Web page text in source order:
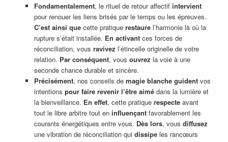
Fondamentalement, le rituel de retour affectif intervient
pour renouer les liens brisés par le temps ou les épreuves.
C’est ainsi quecette pratique restaurel’harmonie là où la
rupture s’était installée. En activantces forces de
réconciliation, vous ravivez l’étincelle originelle de votre
relation. Par conséquent, vous ouvrez la voie à une
seconde chance durable et sincère.
Précisément, nos conseils demagie blanche guidentvos
intentions pour faire revenir l’être aimédans la lumière et
la bienveillance. En effet, cette pratique respecteavant
tout le libre arbitre tout en influençantfavorablement les
courants énergétiques entre vous. Dès lors, vous diffusez
une vibration de réconciliation qui dissipeles rancœurs